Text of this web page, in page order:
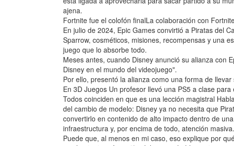
ajena.
Fortnite fue el colofón finalLa colaboración con
En julio de 2024, Epic Games convirtió a Piratas del
Sparrow, cosméticos, misiones, recompensas y una
juego que lo absorbe todo.
Meses antes, cuando Disney anunció su alianza con
Disney en el mundo del videojuego".
Por ello, presentó la alianza como una forma de
En 3D Juegos Un profesor llevó una PS5 a clase
Todos coinciden en que es una lección magistral
del cambio de modelo: Disney ya no necesita que
convertirlo en contenido de alto impacto dentro de
infraestructura y, por encima de todo, atención masiva.
Puede que, al menos en mi caso, eso explique por